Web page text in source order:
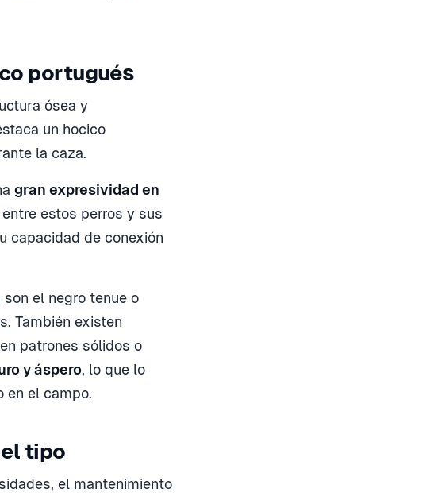
portugués
ósea y
un hocico
la caza.
gran expresividad en
estos perros y sus
capacidad de conexión
el negro tenue o
También existen
patrones sólidos o
y áspero, lo que lo
en el campo.
tipo
el mantenimiento